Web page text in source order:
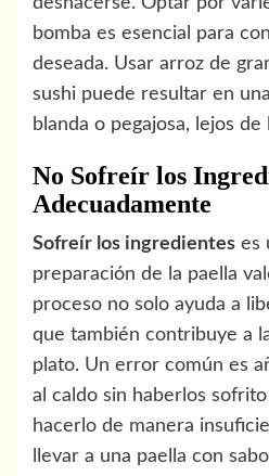
bomba es esencial para
deseada. Usar arroz de
sushi puede resultar en
blanda o pegajosa, lejos
No Sofreír los
Adecuadamente
Sofreír los ingredientes es
preparación de la paella
proceso no solo ayuda a
que también contribuye a
plato. Un error común es
al caldo sin haberlos
hacerlo de manera
llevar a una paella con